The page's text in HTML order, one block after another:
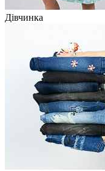
Дівчинка